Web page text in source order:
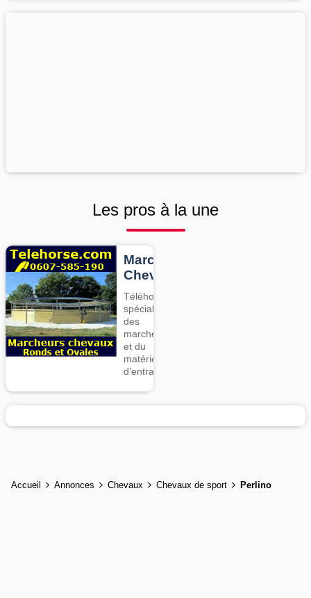
Les pros à la une
Marcheurs
Chevaux
Téléhorse,
spécialiste
des
marcheurs
et du
matériel
d’entrainement
Accueil Annonces Chevaux Chevaux de sport Perlino